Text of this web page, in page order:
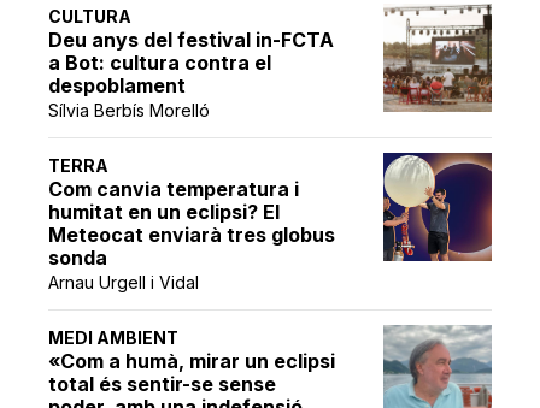
CULTURA
Deu anys del festival in-FCTA
a Bot: cultura contra el
despoblament
Sílvia Berbís Morelló
TERRA
Com canvia temperatura i
humitat en un eclipsi? El
Meteocat enviarà tres globus
sonda
Arnau Urgell i Vidal
MEDI AMBIENT
«Com a humà, mirar un eclipsi
total és sentir-se sense